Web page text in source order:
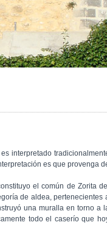
interpretado
es que provenga
el común de Zorita del
de aldea, pertenecientes
una muralla en torno a
todo el caserío que